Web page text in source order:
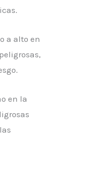
a alto en
en la